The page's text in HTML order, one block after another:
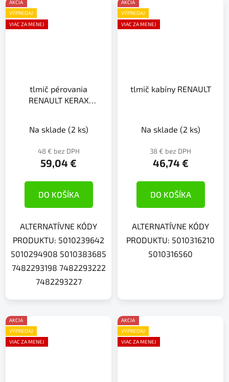
AKCIA
VÝPREDAJ
VIAC ZA MENEJ
tlmič pérovania
RENAULT KERAX
Na sklade (2 ks)
48 € bez DPH
59,04 €
DO KOŠÍKA
ALTERNATÍVNE KÓDY
PRODUKTU: 5010239642
5010294908 5010383685
7482293198 7482293222
7482293227
AKCIA
VÝPREDAJ
VIAC ZA MENEJ
tlmič kabíny RENAULT
Na sklade (2 ks)
38 € bez DPH
46,74 €
DO KOŠÍKA
ALTERNATÍVNE KÓDY
PRODUKTU: 5010316210
5010316560
AKCIA
VÝPREDAJ
VIAC ZA MENEJ
AKCIA
VÝPREDAJ
VIAC ZA MENEJ